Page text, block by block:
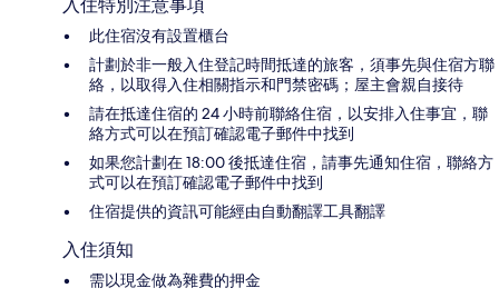
入住特別注意事項
此住宿沒有設置櫃台
計劃於非一般入住登記時間抵達的旅客，須事先與住宿方聯
絡，以取得入住相關指示和門禁密碼；屋主會親自接待
請在抵達住宿的 24 小時前聯絡住宿，以安排入住事宜，聯
絡方式可以在預訂確認電子郵件中找到
如果您計劃在 18:00 後抵達住宿，請事先通知住宿，聯絡方
式可以在預訂確認電子郵件中找到
住宿提供的資訊可能經由自動翻譯工具翻譯
入住須知
需以現金做為雜費的押金